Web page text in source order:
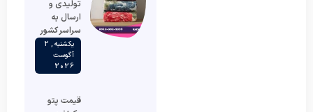
تولیدی و
ارسال به
سراسر کشور
یکشنبه , 2
آگوست
2026
قیمت پتو